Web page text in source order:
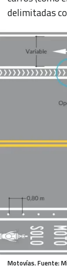
delimitadas
Motovías. Fuente: